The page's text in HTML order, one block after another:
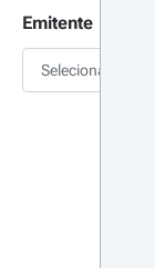
Emitente
Selecionar